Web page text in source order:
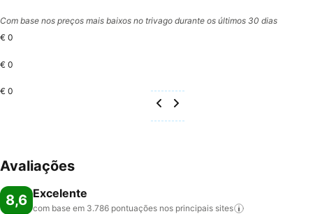
Com base nos preços mais baixos no trivago durante os últimos 30 dias
€ 0
€ 0
€ 0
Avaliações
8,6 Excelente
com base em 3.786 pontuações nos principais sites